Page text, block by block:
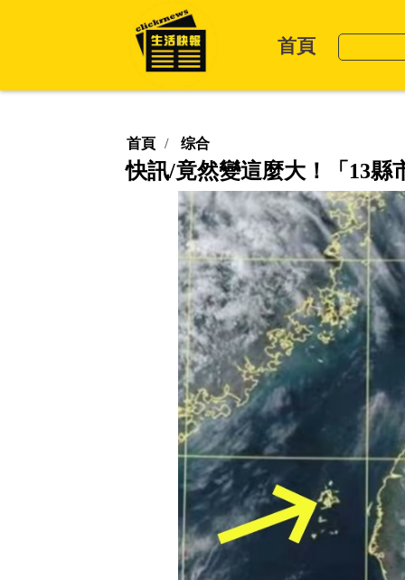
首頁
首頁 综合
快訊/竟然變這麼大！「13縣